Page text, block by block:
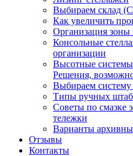
Выбираем склад
Как увеличить
Организация зоны
Консольные
организации
Высотные системы
Решения,
Выбираем
Типы ручных
Советы по смазке
тележки
Варианты
Отзывы
Контакты